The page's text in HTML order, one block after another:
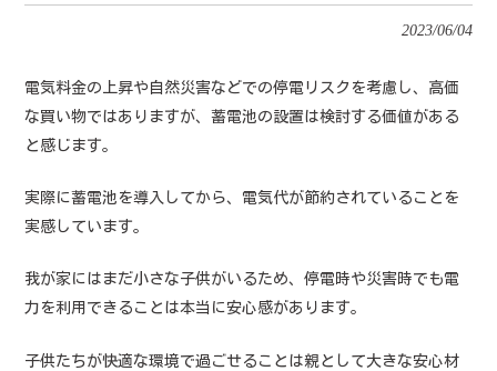
2023/06/04
電気料金の上昇や自然災害などでの停電リスクを考慮し、高価
な買い物ではありますが、蓄電池の設置は検討する価値がある
と感じます。
実際に蓄電池を導入してから、電気代が節約されていることを
実感しています。
我が家にはまだ小さな子供がいるため、停電時や災害時でも電
力を利用できることは本当に安心感があります。
子供たちが快適な環境で過ごせることは親として大きな安心材